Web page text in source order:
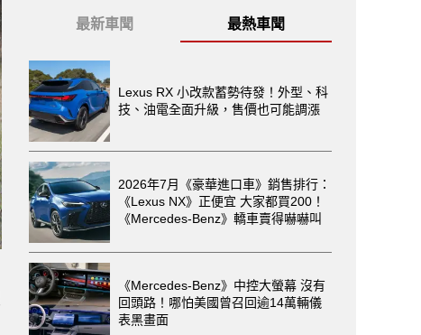
最新車聞 最熱車聞
Lexus RX 小改款蓄勢待發！外型、科
技、油電全面升級，售價也可能調漲
2026年7月《豪華進口車》銷售排行：
《Lexus NX》正便宜 大家都買200！
《Mercedes-Benz》轎車賣得嚇嚇叫
《Mercedes-Benz》中控大螢幕 沒有
回頭路！哪怕美國曾召回逾14萬輛儀
表黑畫面